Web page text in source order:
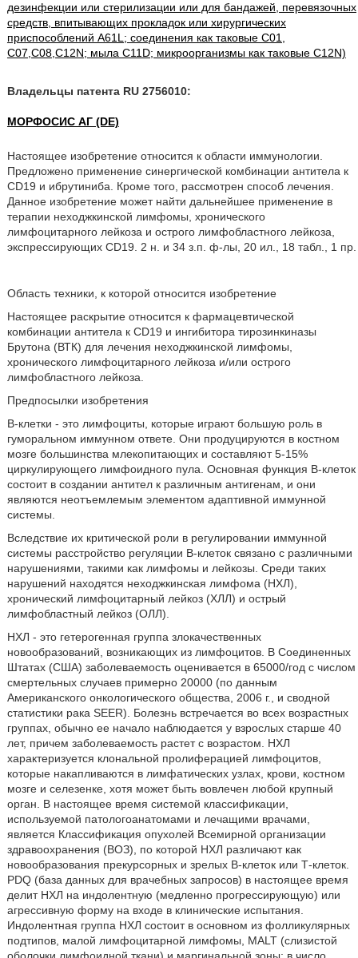
дезинфекции или стерилизации или для бандажей, перевязочных
средств, впитывающих прокладок или хирургических
приспособлений A61L; соединения как таковые C01,
C07,C08,C12N; мыла C11D; микроорганизмы как таковые C12N)
Владельцы патента RU 2756010:
МОРФОСИС АГ (DE)
Настоящее изобретение относится к области иммунологии.
Предложено применение синергической комбинации антитела к
CD19 и ибрутиниба. Кроме того, рассмотрен способ лечения.
Данное изобретение может найти дальнейшее применение в
терапии неходжкинской лимфомы, хронического
лимфоцитарного лейкоза и острого лимфобластного лейкоза,
экспрессирующих CD19. 2 н. и 34 з.п. ф-лы, 20 ил., 18 табл., 1 пр.
Область техники, к которой относится изобретение
Настоящее раскрытие относится к фармацевтической
комбинации антитела к CD19 и ингибитора тирозинкиназы
Брутона (ВТК) для лечения неходжкинской лимфомы,
хронического лимфоцитарного лейкоза и/или острого
лимфобластного лейкоза.
Предпосылки изобретения
В-клетки - это лимфоциты, которые играют большую роль в
гуморальном иммунном ответе. Они продуцируются в костном
мозге большинства млекопитающих и составляют 5-15%
циркулирующего лимфоидного пула. Основная функция В-клеток
состоит в создании антител к различным антигенам, и они
являются неотъемлемым элементом адаптивной иммунной
системы.
Вследствие их критической роли в регулировании иммунной
системы расстройство регуляции В-клеток связано с различными
нарушениями, такими как лимфомы и лейкозы. Среди таких
нарушений находятся неходжкинская лимфома (НХЛ),
хронический лимфоцитарный лейкоз (ХЛЛ) и острый
лимфобластный лейкоз (ОЛЛ).
НХЛ - это гетерогенная группа злокачественных
новообразований, возникающих из лимфоцитов. В Соединенных
Штатах (США) заболеваемость оценивается в 65000/год с числом
смертельных случаев примерно 20000 (по данным
Американского онкологического общества, 2006 г., и сводной
статистики рака SEER). Болезнь встречается во всех возрастных
группах, обычно ее начало наблюдается у взрослых старше 40
лет, причем заболеваемость растет с возрастом. НХЛ
характеризуется клональной пролиферацией лимфоцитов,
которые накапливаются в лимфатических узлах, крови, костном
мозге и селезенке, хотя может быть вовлечен любой крупный
орган. В настоящее время системой классификации,
используемой патологоанатомами и лечащими врачами,
является Классификация опухолей Всемирной организации
здравоохранения (ВОЗ), по которой НХЛ различают как
новообразования прекурсорных и зрелых В-клеток или Т-клеток.
PDQ (база данных для врачебных запросов) в настоящее время
делит НХЛ на индолентную (медленно прогрессирующую) или
агрессивную форму на входе в клинические испытания.
Индолентная группа НХЛ состоит в основном из фолликулярных
подтипов, малой лимфоцитарной лимфомы, MALT (слизистой